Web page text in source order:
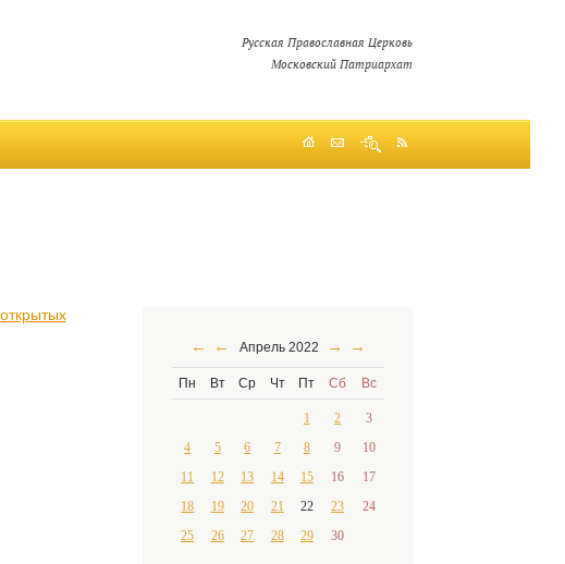
Русская Православная Церковь
Московский Патриархат
← ← Апрель 2022 → →
Пн Вт Ср Чт Пт Сб Вс
1 2
3
4
5 6 7 8 9
10
11
12 13 14 15 16
17
18
19 20 21 22 23
24
25
26 27 28 29 30